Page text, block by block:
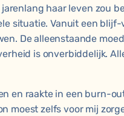
haar leven zou
situatie. Vanuit een
De alleenstaande
is onverbiddelijk.
en raakte in een burn-
moest zelfs voor mij